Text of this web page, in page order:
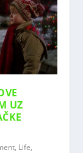
UZ
, Life,